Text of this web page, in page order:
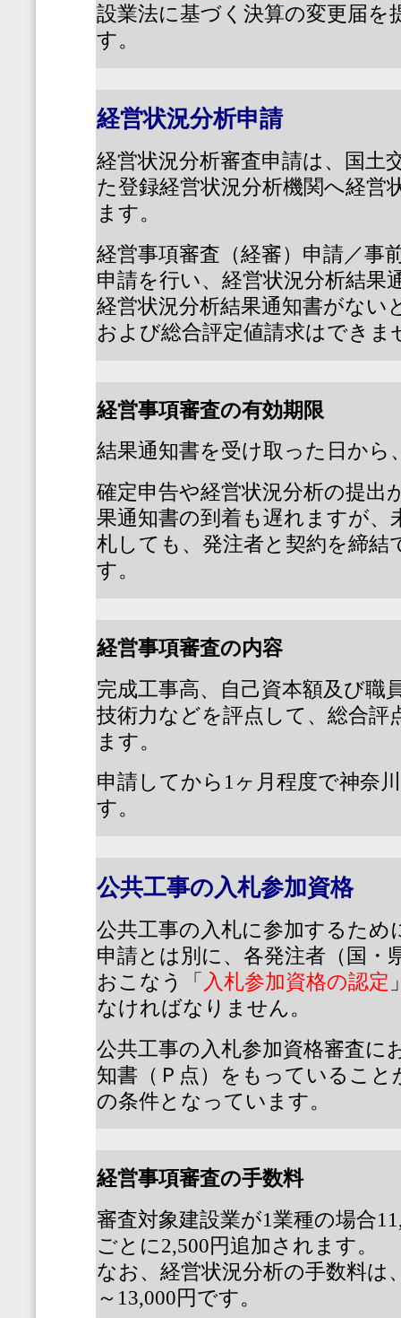
設業法に基づく決算の変更届を
す。
経営状況分析申請
経営状況分析審査申請は、国土
た登録経営状況分析機関へ経営
ます。
経営事項審査（経審）申請／事
申請を行い、経営状況分析結果
経営状況分析結果通知書がない
および総合評定値請求はできま
経営事項審査の有効期限
結果通知書を受け取った日から
確定申告や経営状況分析の提出
果通知書の到着も遅れますが、
札しても、発注者と契約を締結
す。
経営事項審査の内容
完成工事高、自己資本額及び職
技術力などを評点して、総合評
ます。
申請してから 1ヶ月程度で神奈
す。
公共工事の入札参加資格
公共工事の入札に参加するため
申請とは別に、各発注者（国・
おこなう「 入札参加資格の認定
なければなりません。
公共工事の入札参加資格審査に
知書（Ｐ点）をもっていること
の条件となっています。
経営事項審査の手数料
審査対象建設業が1業種の場合
ごとに2,500円追加されます。
なお、経営状況分析の手数料は
～ 13,000円です。